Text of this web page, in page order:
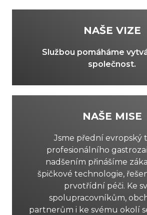
NAŠE VIZE
Službou pomáháme
společnost.
NAŠE MISE
Jsme přední evropský
profesionálního
nadšením přinášíme
špičkové technologie,
prvotřídní péči. Ke
spolupracovníkům,
partnerům i ke svému okolí